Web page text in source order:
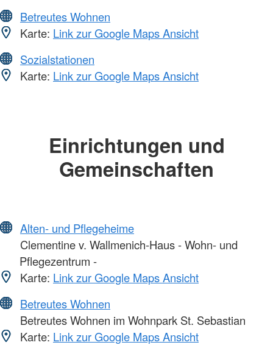
Betreutes Wohnen
Karte: Link zur Google Maps Ansicht
Sozialstationen
Karte: Link zur Google Maps Ansicht
Einrichtungen und
Gemeinschaften
Alten- und Pflegeheime
Clementine v. Wallmenich-Haus - Wohn- und
Pflegezentrum -
Karte: Link zur Google Maps Ansicht
Betreutes Wohnen
Betreutes Wohnen im Wohnpark St. Sebastian
Karte: Link zur Google Maps Ansicht